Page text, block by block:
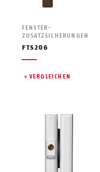
FENSTER-
ZUSATZSICHERUNGEN
FTS206
VERGLEICHEN